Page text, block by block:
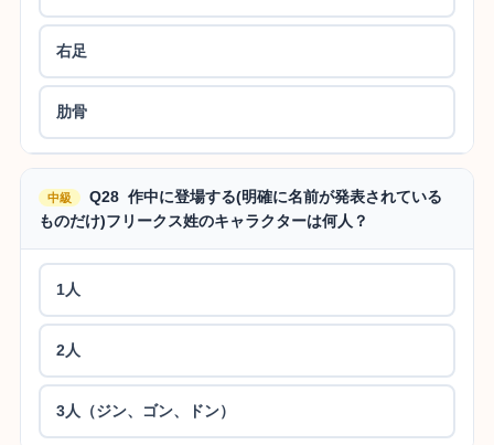
右足
肋骨
中級
Q28 作中に登場する(明確に名前が発表されている
ものだけ)フリークス姓のキャラクターは何人？
1人
2人
3人（ジン、ゴン、ドン）